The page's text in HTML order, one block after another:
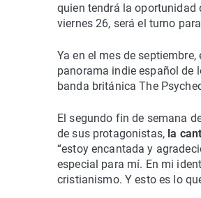
quien tendrá la oportunidad
viernes 26, será el turno
Ya en el mes de
panorama indie español de
banda británica The
El segundo fin de semana
de sus protagonistas,la
“estoy encantada y
especial para mí. En mi
cristianismo. Y esto es lo